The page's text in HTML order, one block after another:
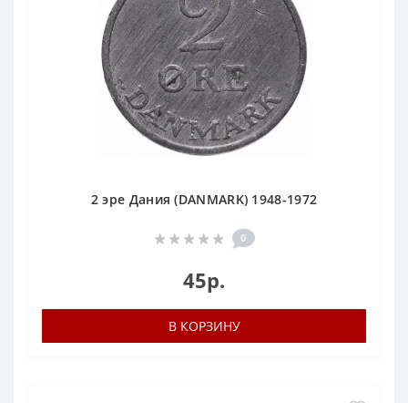
2 эре Дания (DANMARK) 1948-1972
0
45р.
В КОРЗИНУ